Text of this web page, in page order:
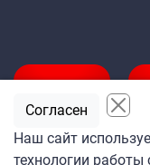
Наш сайт
технологии работы
Согласен